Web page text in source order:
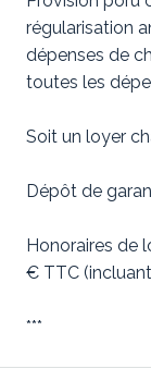
régularisation
dépenses de
toutes les
Soit un loyer
Dépôt de
Honoraires de
€ TTC
***